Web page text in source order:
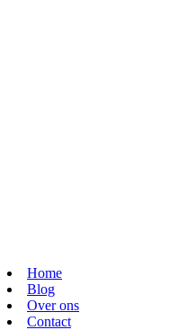
Home
Blog
Over ons
Contact